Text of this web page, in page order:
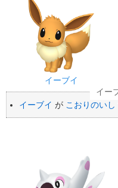
イーブイ
イーブイ が こおりのいし